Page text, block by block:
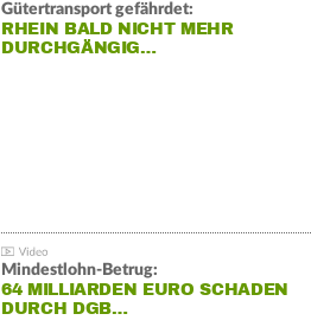
Gütertransport gefährdet:
RHEIN BALD NICHT MEHR
DURCHGÄNGIG…
Mindestlohn-Betrug:
64 MILLIARDEN EURO SCHADEN
DURCH DGB…